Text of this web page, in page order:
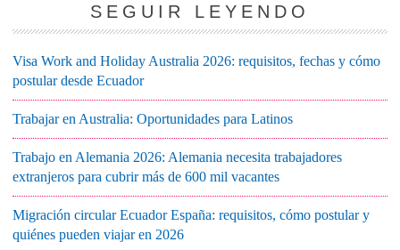
SEGUIR LEYENDO
Visa Work and Holiday Australia 2026: requisitos, fechas y cómo
postular desde Ecuador
Trabajar en Australia: Oportunidades para Latinos
Trabajo en Alemania 2026: Alemania necesita trabajadores
extranjeros para cubrir más de 600 mil vacantes
Migración circular Ecuador España: requisitos, cómo postular y
quiénes pueden viajar en 2026